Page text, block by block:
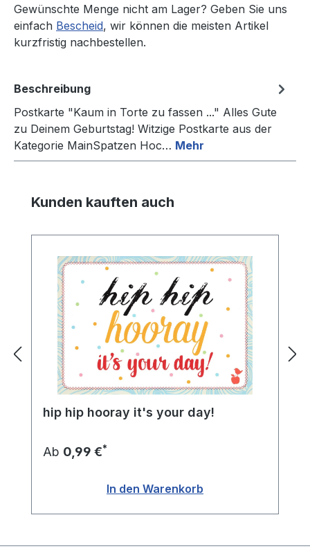
Gewünschte Menge nicht am Lager? Geben Sie uns
einfach Bescheid, wir können die meisten Artikel
kurzfristig nachbestellen.
Beschreibung
Postkarte "Kaum in Torte zu fassen ..." Alles Gute
zu Deinem Geburtstag! Witzige Postkarte aus der
Kategorie MainSpatzen Hoc… Mehr
Produktgalerie überspringen
Kunden kauften auch
hip hip hooray it's your day!
Ab 0,99 €*
In den Warenkorb